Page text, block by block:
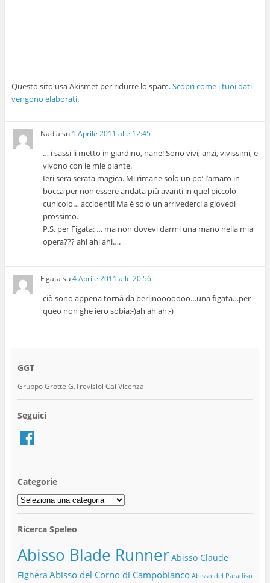
Questo sito usa Akismet per ridurre lo spam.Scopri come i tuoi dati
vengono elaborati.
Nadia su 1 Aprile 2011 alle 12:45
… i sassi li metto in giardino, nane! Sono vivi, anzi, vivissimi, e
vivono con le mie piante.
Ieri sera serata magica. Mi rimane solo un po’ l’amaro in
bocca per non essere andata più avanti in quel piccolo
cunicolo… accidenti! Ma è solo un arrivederci a giovedì
prossimo.
P.S. per Figata: … ma non dovevi darmi una mano nella mia
opera??? ahi ahi ahi….
Figata su4 Aprile 2011 alle 20:56
ciò sono appena tornà da berlinooooooo…una figata…per
queo non ghe iero sobia:-)ah ah ah:-)
GGT
Gruppo Grotte G.Trevisiol Cai Vicenza
Seguici
Facebook
Categorie
Categorie
Ricerca Speleo
Abisso Blade RunnerAbisso Claude
Fighera Abisso del Corno di Campobianco Abisso del Paradiso